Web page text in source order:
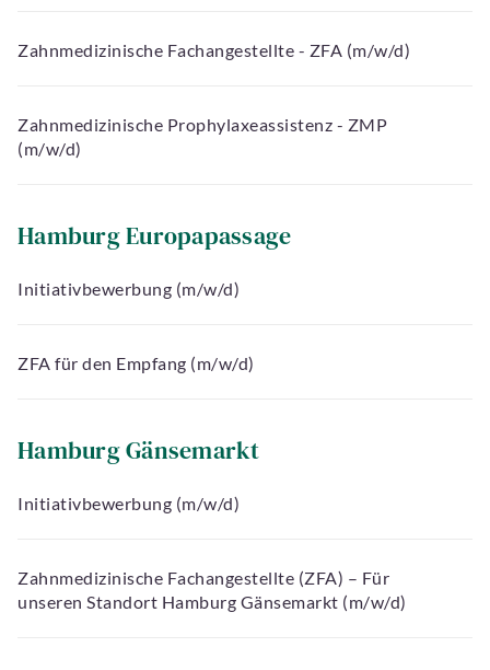
Zahnmedizinische Fachangestellte - ZFA (m/w/d)
Zahnmedizinische Prophylaxeassistenz - ZMP
(m/w/d)
Hamburg Europapassage
Initiativbewerbung (m/w/d)
ZFA für den Empfang (m/w/d)
Hamburg Gänsemarkt
Initiativbewerbung (m/w/d)
Zahnmedizinische Fachangestellte (ZFA) – Für
unseren Standort Hamburg Gänsemarkt (m/w/d)